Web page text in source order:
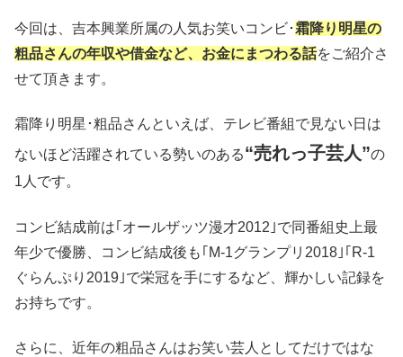
今回は、吉本興業所属の人気お笑いコンビ･ 霜降り明星の
粗品さんの年収や借金など、お金にまつわる話をご紹介さ
せて頂きます。
霜降り明星･粗品さんといえば、テレビ番組で見ない日は
ないほど活躍されている勢いのある“売れっ子芸人”の
1人です。
コンビ結成前は｢オールザッツ漫才2012｣で同番組史上最
年少で優勝、コンビ結成後も｢M-1グランプリ2018｣｢R-1
ぐらんぷり2019｣で栄冠を手にするなど、輝かしい記録を
お持ちです。
さらに、近年の粗品さんはお笑い芸人としてだけではな